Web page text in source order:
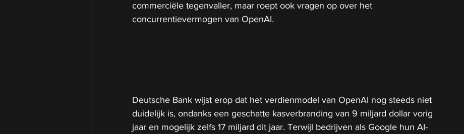
commerciële tegenvaller, maar roept ook vragen op over het
concurrentievermogen van OpenAI.
Deutsche Bank wijst erop dat het verdienmodel van OpenAI nog steeds niet
duidelijk is, ondanks een geschatte kasverbranding van 9 miljard dollar vorig
jaar en mogelijk zelfs 17 miljard dit jaar. Terwijl bedrijven als Google hun AI-